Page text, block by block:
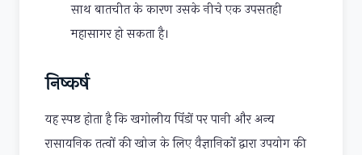
साथ बातचीत के कारण उसके नीचे एक उपसतही
महासागर हो सकता है।
निष्कर्ष
यह स्पष्ट होता है कि खगोलीय पिंडों पर पानी और अन्य
रासायनिक तत्वों की खोज के लिए वैज्ञानिकों द्वारा उपयोग की